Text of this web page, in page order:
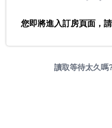
您即將進入訂房頁面，
讀取等待太久嗎